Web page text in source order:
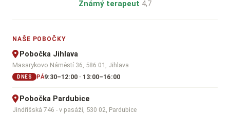
Známý terapeut 4,7
NAŠE POBOČKY
Pobočka Jihlava
Masarykovo Náměstí 36, 586 01, Jihlava
DNES PÁ9:30–12:00 · 13:00–16:00
Pobočka Pardubice
Jindřišská 746 - v pasáži, 530 02, Pardubice